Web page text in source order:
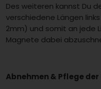
Des weiteren kannst Du
verschiedene Längen
2mm) und somit an jede
Magnete dabei
Abnehmen & Pflege